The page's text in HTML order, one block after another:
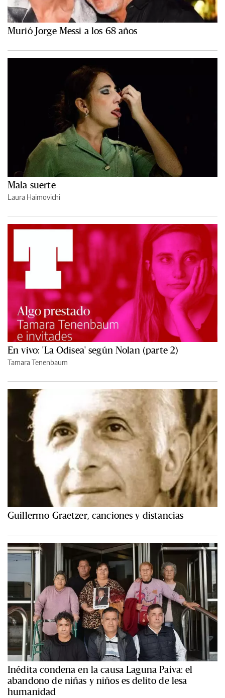
Murió Jorge Messi a los 68 años
Mala suerte
Laura Haimovichi
En vivo: 'La Odisea' según Nolan (parte 2)
Tamara Tenenbaum
Guillermo Graetzer, canciones y distancias
Inédita condena en la causa Laguna Paiva: el
abandono de niñas y niños es delito de lesa
humanidad